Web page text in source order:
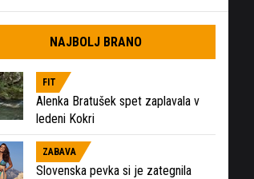
NAJBOLJ BRANO
FIT
Alenka Bratušek spet zaplavala v
ledeni Kokri
ZABAVA
Slovenska pevka si je zategnila